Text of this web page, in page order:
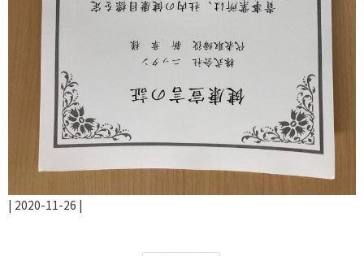
| 2020-11-26 |